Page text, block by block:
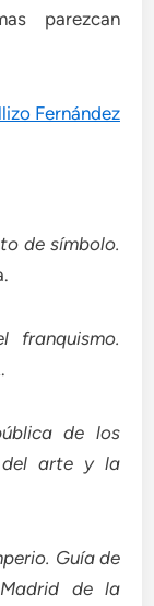
parezcan
Fernández
de símbolo.
franquismo.
de los
del arte y la
Guía de
de la